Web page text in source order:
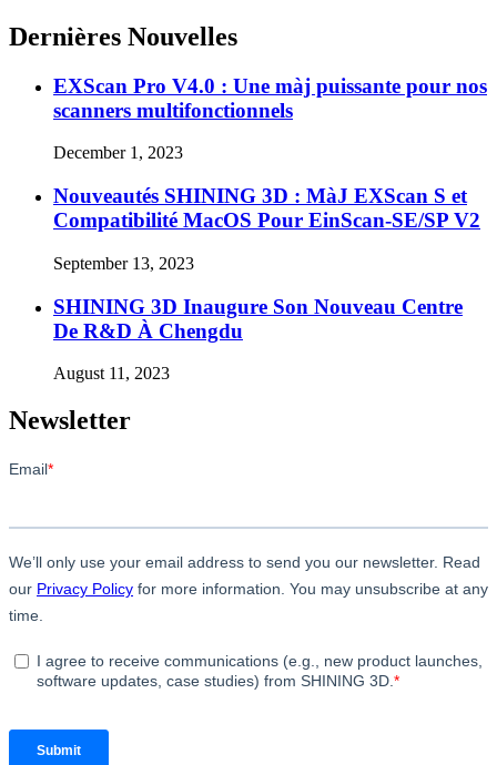
Dernières Nouvelles
EXScan Pro V4.0 : Une màj puissante pour nos
scanners multifonctionnels
December 1, 2023
Nouveautés SHINING 3D : MàJ EXScan S et
Compatibilité MacOS Pour EinScan-SE/SP V2
September 13, 2023
SHINING 3D Inaugure Son Nouveau Centre
De R&D À Chengdu
August 11, 2023
Newsletter